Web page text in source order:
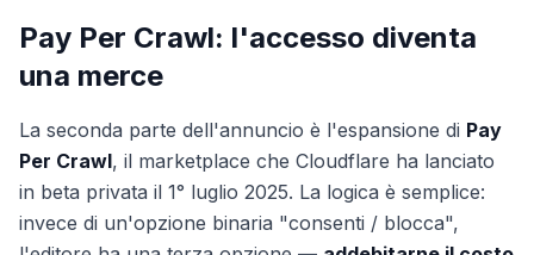
Pay Per Crawl: l'accesso diventa
una merce
La seconda parte dell'annuncio è l'espansione di Pay
Per Crawl, il marketplace che Cloudflare ha lanciato
in beta privata il 1° luglio 2025. La logica è semplice:
invece di un'opzione binaria "consenti / blocca",